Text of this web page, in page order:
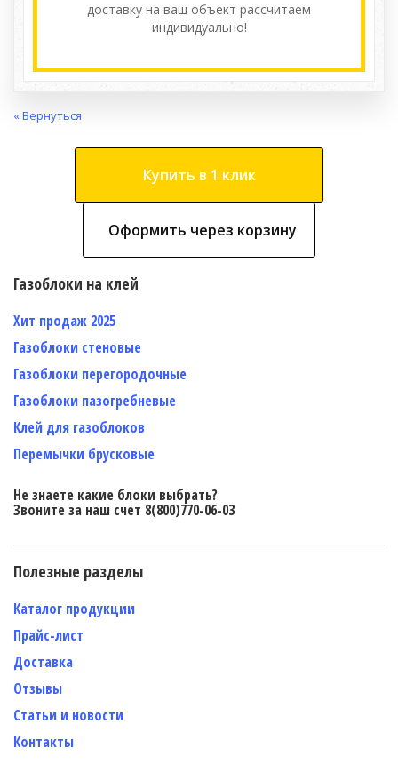
доставку на ваш объект расcчитаем
индивидуально!
« Вернуться
Купить в 1 клик
Оформить через корзину
Газоблоки на клей
Хит продаж 2025
Газоблоки стеновые
Газоблоки перегородочные
Газоблоки пазогребневые
Клей для газоблоков
Перемычки брусковые
Не знаете какие блоки выбрать?
Звоните за наш счет 8(800)770-06-03
Полезные разделы
Каталог продукции
Прайс-лист
Доставка
Отзывы
Статьи и новости
Контакты